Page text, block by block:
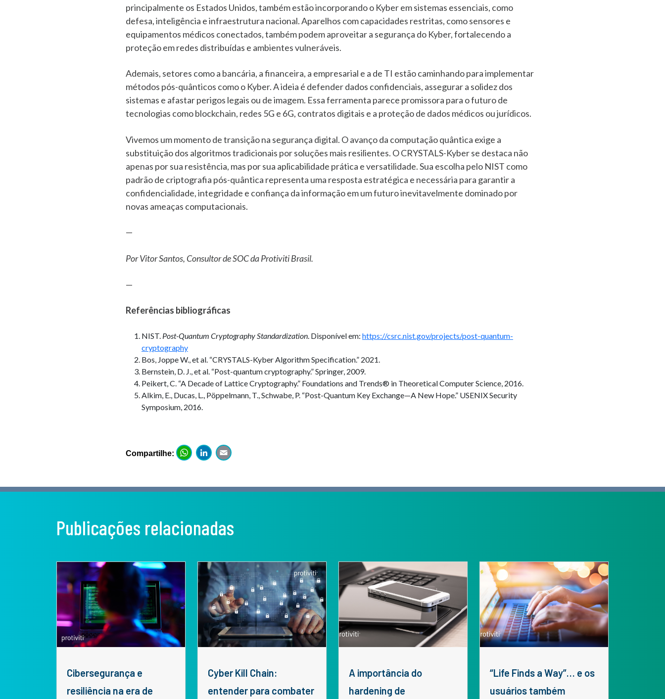
principalmente os Estados Unidos, também estão incorporando o Kyber em sistemas essenciais, como
defesa, inteligência e infraestrutura nacional. Aparelhos com capacidades restritas, como sensores e
equipamentos médicos conectados, também podem aproveitar a segurança do Kyber, fortalecendo a
proteção em redes distribuídas e ambientes vulneráveis.
Ademais, setores como a bancária, a financeira, a empresarial e a de TI estão caminhando para implementar
métodos pós-quânticos como o Kyber. A ideia é defender dados confidenciais, assegurar a solidez dos
sistemas e afastar perigos legais ou de imagem. Essa ferramenta parece promissora para o futuro de
tecnologias como blockchain, redes 5G e 6G, contratos digitais e a proteção de dados médicos ou jurídicos.
Vivemos um momento de transição na segurança digital. O avanço da computação quântica exige a
substituição dos algoritmos tradicionais por soluções mais resilientes. O CRYSTALS-Kyber se destaca não
apenas por sua resistência, mas por sua aplicabilidade prática e versatilidade. Sua escolha pelo NIST como
padrão de criptografia pós-quântica representa uma resposta estratégica e necessária para garantir a
confidencialidade, integridade e confiança da informação em um futuro inevitavelmente dominado por
novas ameaças computacionais.
—
Por Vitor Santos, Consultor de SOC da Protiviti Brasil.
—
Referências bibliográficas
NIST. Post-Quantum Cryptography Standardization . Disponível em: https://csrc.nist.gov/projects/post-quantum-
cryptography
Bos, Joppe W., et al. “CRYSTALS-Kyber Algorithm Specification.” 2021.
Bernstein, D. J., et al. “Post-quantum cryptography.” Springer, 2009.
Peikert, C. “A Decade of Lattice Cryptography.” Foundations and Trends® in Theoretical Computer Science, 2016.
Alkim, E., Ducas, L., Pöppelmann, T., Schwabe, P. “Post-Quantum Key Exchange—A New Hope.” USENIX Security
Symposium, 2016.
Compartilhe: WhatsApp
LinkedIn
Publicações relacionadas
Cibersegurança e
resiliência na era de
Cyber Kill Chain:
entender para combater
A importância do
hardening de
“Life Finds a Way”… e os
usuários também